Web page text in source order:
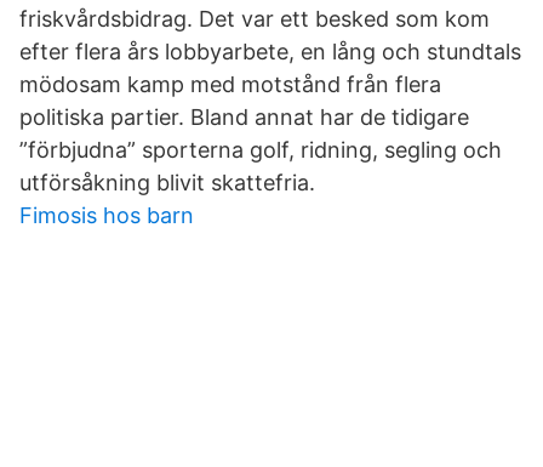
friskvårdsbidrag. Det var ett besked som kom
efter flera års lobbyarbete, en lång och stundtals
mödosam kamp med motstånd från flera
politiska partier. Bland annat har de tidigare
”förbjudna” sporterna golf, ridning, segling och
utförsåkning blivit skattefria.
Fimosis hos barn